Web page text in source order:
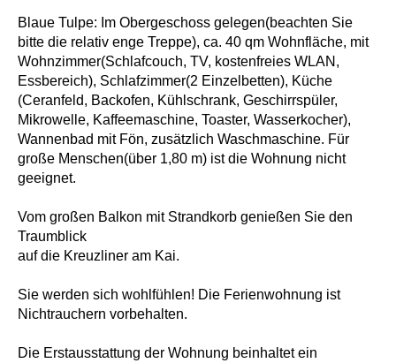
Blaue Tulpe: Im Obergeschoss gelegen(beachten Sie
bitte die relativ enge Treppe), ca. 40 qm Wohnfläche, mit
Wohnzimmer(Schlafcouch, TV, kostenfreies WLAN,
Essbereich), Schlafzimmer(2 Einzelbetten), Küche
(Ceranfeld, Backofen, Kühlschrank, Geschirrspüler,
Mikrowelle, Kaffeemaschine, Toaster, Wasserkocher),
Wannenbad mit Fön, zusätzlich Waschmaschine. Für
große Menschen(über 1,80 m) ist die Wohnung nicht
geeignet.
Vom großen Balkon mit Strandkorb genießen Sie den
Traumblick
auf die Kreuzliner am Kai.
Sie werden sich wohlfühlen! Die Ferienwohnung ist
Nichtrauchern vorbehalten.
Die Erstausstattung der Wohnung beinhaltet ein